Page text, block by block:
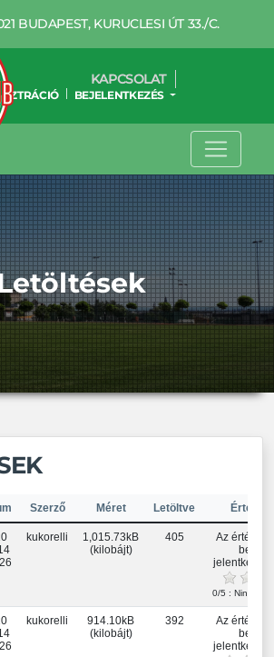
BUDAPEST, KURUCLESI ÚT 33./C.
KAPCSOLAT
BEJELENTKEZÉS
Szerző Méret Letöltve
kukorelli
1,015.73kB
(kilobájt)
405
Az
be kell
0/5 : Nincs
kukorelli
914.10kB
(kilobájt)
392
Az
be kell